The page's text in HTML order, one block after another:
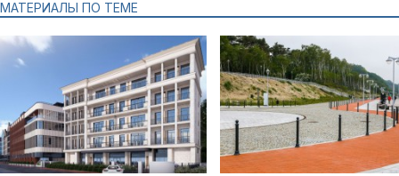
МАТЕРИАЛЫ ПО ТЕМЕ